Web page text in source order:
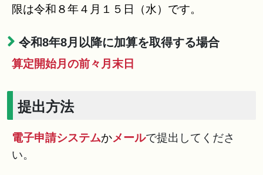
限は令和８年４月１５日（水）です。
令和8年8月以降に加算を取得する場合
算定開始月の前々月末日
提出方法
電子申請システムかメールで提出してくださ
い。